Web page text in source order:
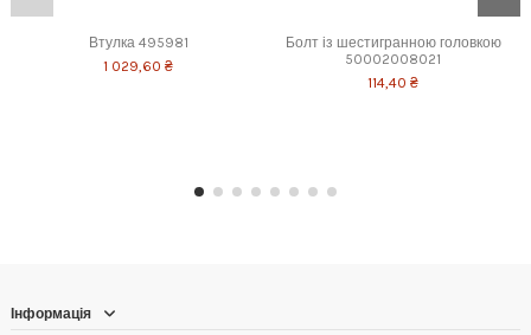
Втулка 495981
1 029,60 ₴
Болт із шестигранною головкою
50002008021
114,40 ₴
Інформація